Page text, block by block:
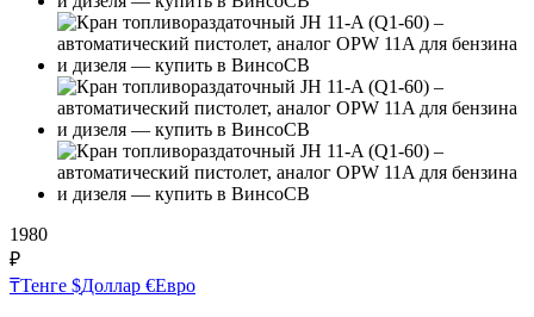
1980
₽
₸Тенге $Доллар €Евро